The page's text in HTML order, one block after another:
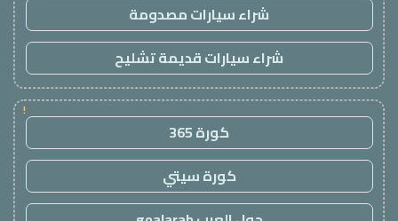
شراء سيارات مصدومة
شراء سيارات قديمة تشليح
!
كورة 365
كورة سيتي